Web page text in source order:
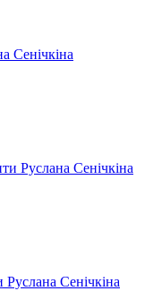
Сенічкіна
Руслана Сенічкіна
Руслана Сенічкіна